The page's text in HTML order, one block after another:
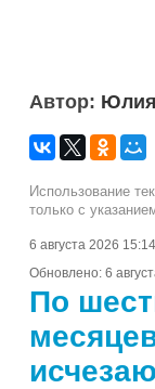
Автор:
Использование
только с
6 августа 2026 15:14
Обновлено: 6
По